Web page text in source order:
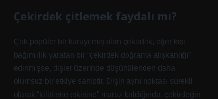
Çekirdek çitlemek faydalı mı?
Çok popüler bir kuruyemiş olan çekirdek, eğer kişi
bağımlılık yaratan bir “çekirdek doğrama alışkanlığı”
edinmişse, dişler üzerinde düşünülenden daha
olumsuz bir etkiye sahiptir. Dişin aynı noktası sürekli
olarak “kilitleme etkisine” maruz kaldığında, çekirdeğin